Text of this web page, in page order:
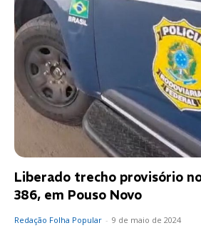
Liberado trecho provisório
386, em Pouso Novo
Redação Folha Popular - 9 de maio de 2024